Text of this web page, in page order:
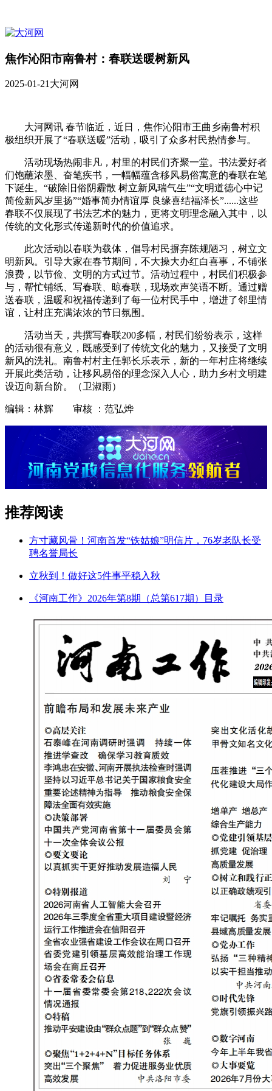
焦作沁阳市南鲁村：春联送暖树新风
2025-01-21大河网
大河网讯 春节临近，近日，焦作沁阳市王曲乡南鲁村积
极组织开展了“春联送暖”活动，吸引了众多村民热情参与。
活动现场热闹非凡，村里的村民们齐聚一堂。书法爱好者
们饱蘸浓墨、奋笔疾书，一幅幅蕴含移风易俗寓意的春联在笔
下诞生。“破除旧俗阴霾散 树立新风瑞气生”“文明道德心中记
简俭新风岁里扬”“婚事简办情谊厚 良缘喜结福泽长”......这些
春联不仅展现了书法艺术的魅力，更将文明理念融入其中，以
传统的文化形式传递新时代的价值追求。
此次活动以春联为载体，倡导村民摒弃陈规陋习，树立文
明新风。引导大家在春节期间，不大操大办红白喜事，不铺张
浪费，以节俭、文明的方式过节。活动过程中，村民们积极参
与，帮忙铺纸、写春联、晾春联，现场欢声笑语不断。通过赠
送春联，温暖和祝福传递到了每一位村民手中，增进了邻里情
谊，让村庄充满浓浓的节日氛围。
活动当天，共撰写春联200多幅，村民们纷纷表示，这样
的活动很有意义，既感受到了传统文化的魅力，又接受了文明
新风的洗礼。南鲁村村主任郭长乐表示，新的一年村庄将继续
开展此类活动，让移风易俗的理念深入人心，助力乡村文明建
设迈向新台阶。（卫淑雨）
编辑：林辉 审核 ：范弘烨
推荐阅读
方寸藏风骨！河南首发“铁姑娘”明信片，76岁老队长受
聘名誉局长
立秋到！做好这5件事平稳入秋
《河南工作》2026年第8期（总第617期）目录